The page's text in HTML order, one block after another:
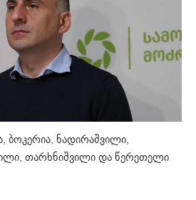
ბოკერია, ნადირაშვილი,
თარხნიშვილი და წერეთელი